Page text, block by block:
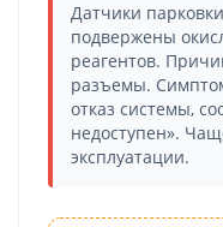
Датчики
подвержены
реагентов.
разъемы.
отказ системы,
недоступен».
эксплуатации.